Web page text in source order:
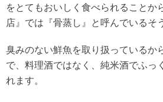
をとてもおいしく食べられることか
店』では『骨蒸し』と呼んでいるそ
臭みのない鮮魚を取り扱っているか
で、料理酒ではなく、純米酒でふっ
れます。